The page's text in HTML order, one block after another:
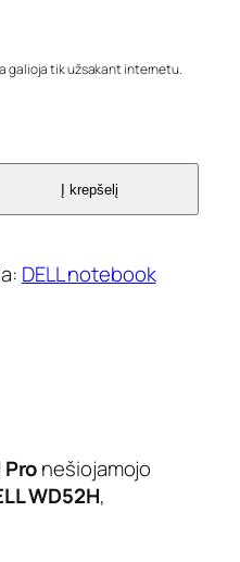
galioja tik užsakant internetu.
Į krepšelį
DELL notebook
nešiojamojo
WD52H,